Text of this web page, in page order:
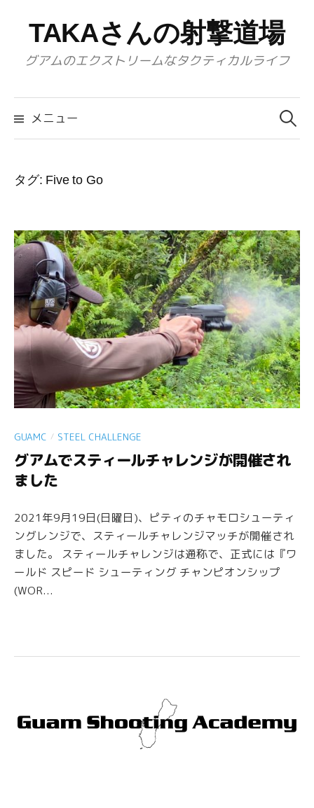
ツ
へ
ス
ッ
TAKAさんの射撃道場
グアムのエクストリームなタクティカルライフ
メニュー
検
索:
タグ: Five to Go
GUAMC / STEEL CHALLENGE
グアムでスティールチャレンジが開催され
ました
2021年9月19日(日曜日)、ピティのチャモロシューティ
ングレンジで、スティールチャレンジマッチが開催され
ました。 スティールチャレンジは通称で、正式には『ワ
ールド スピード シューティング チャンピオンシップ
(WOR...